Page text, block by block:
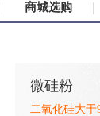
商城选购
微硅粉
二氧化硅大于